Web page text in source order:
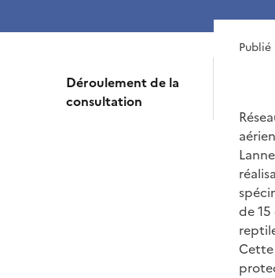
Déroulement de la
consultation
Publié
de 15